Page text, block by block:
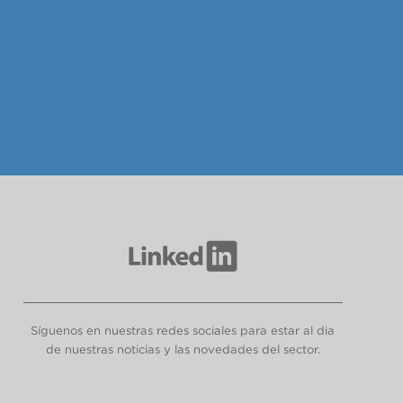
Síguenos en nuestras redes sociales para estar al dia
de nuestras noticias y las novedades del sector.